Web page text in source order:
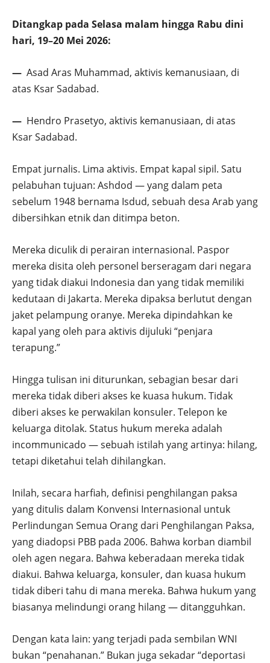
Ditangkap pada Selasa malam hingga Rabu dini
hari, 19–20 Mei 2026:
— Asad Aras Muhammad, aktivis kemanusiaan, di
atas Ksar Sadabad.
— Hendro Prasetyo, aktivis kemanusiaan, di atas
Ksar Sadabad.
Empat jurnalis. Lima aktivis. Empat kapal sipil. Satu
pelabuhan tujuan: Ashdod — yang dalam peta
sebelum 1948 bernama Isdud, sebuah desa Arab yang
dibersihkan etnik dan ditimpa beton.
Mereka diculik di perairan internasional. Paspor
mereka disita oleh personel berseragam dari negara
yang tidak diakui Indonesia dan yang tidak memiliki
kedutaan di Jakarta. Mereka dipaksa berlutut dengan
jaket pelampung oranye. Mereka dipindahkan ke
kapal yang oleh para aktivis dijuluki “penjara
terapung.”
Hingga tulisan ini diturunkan, sebagian besar dari
mereka tidak diberi akses ke kuasa hukum. Tidak
diberi akses ke perwakilan konsuler. Telepon ke
keluarga ditolak. Status hukum mereka adalah
incommunicado — sebuah istilah yang artinya: hilang,
tetapi diketahui telah dihilangkan.
Inilah, secara harfiah, definisi penghilangan paksa
yang ditulis dalam Konvensi Internasional untuk
Perlindungan Semua Orang dari Penghilangan Paksa,
yang diadopsi PBB pada 2006. Bahwa korban diambil
oleh agen negara. Bahwa keberadaan mereka tidak
diakui. Bahwa keluarga, konsuler, dan kuasa hukum
tidak diberi tahu di mana mereka. Bahwa hukum yang
biasanya melindungi orang hilang — ditangguhkan.
Dengan kata lain: yang terjadi pada sembilan WNI
bukan “penahanan.” Bukan juga sekadar “deportasi